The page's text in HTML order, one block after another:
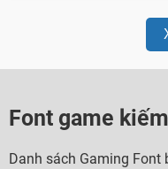
Font game
Danh sách Gaming Font